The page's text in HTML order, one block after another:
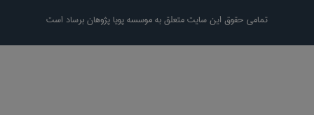
تمامی حقوق این سایت متعلق به موسسه پویا پژوهان برساد است